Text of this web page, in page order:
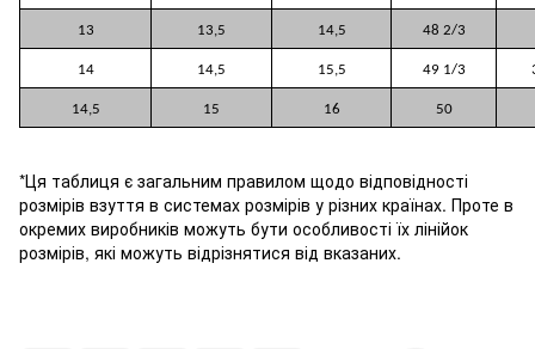
13 13,5 14,5 48 2/3
14 14,5 15,5 49 1/3
14,5 15 16 50
*Ця таблиця є загальним правилом щодо відповідності
розмірів взуття в системах розмірів у різних країнах. Проте в
окремих виробників можуть бути особливості їх лінійок
розмірів, які можуть відрізнятися від вказаних.